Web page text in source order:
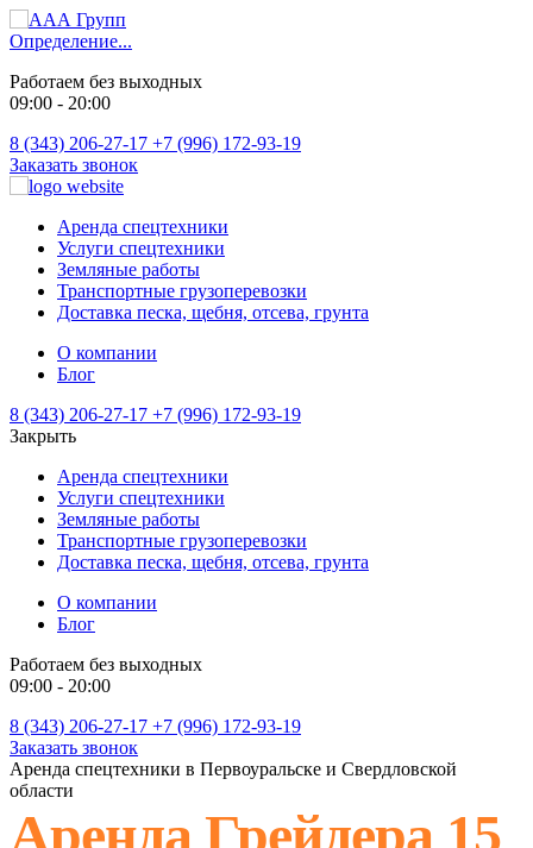
Определение...
Работаем без выходных
09:00 - 20:00
8 (343) 206-27-17 +7 (996) 172-93-19
Заказать звонок
Аренда спецтехники
Услуги спецтехники
Земляные работы
Транспортные грузоперевозки
Доставка песка, щебня, отсева, грунта
О компании
Блог
8 (343) 206-27-17 +7 (996) 172-93-19
Закрыть
Аренда спецтехники
Услуги спецтехники
Земляные работы
Транспортные грузоперевозки
Доставка песка, щебня, отсева, грунта
О компании
Блог
Работаем без выходных
09:00 - 20:00
8 (343) 206-27-17 +7 (996) 172-93-19
Заказать звонок
Аренда спецтехники в Первоуральске и Свердловской
области
Аренда Грейдера 15